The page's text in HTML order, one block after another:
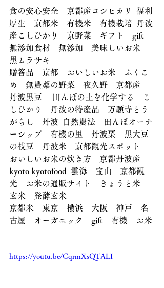
食の安心安全　京都産コシヒカリ  福利
厚生　京都米　有機米　有機栽培  丹波
産こしひかり　京野菜　ギフト　gift
無添加食材　無添加　美味しいお米
黒ムラサキ
贈答品　京都　おいしいお米　ふくこ
め　無農薬の野菜　夜久野　京都産
丹波黒豆 　田んぼの土を化学する　こ
しひかり　丹波の特産品　万願寺とう
がらし　丹波  自然農法　田んぼオーナ
ーシップ　有機の里　丹波栗　黒大豆
の枝豆　丹波米　京都観光スポット
おいしいお米の炊き方　京都丹波産
kyoto kyotofood  雲海　宝山　京都観
光　お米の通販サイト　きょうと米
玄米　発酵玄米
京都米　東京　横浜　大阪　神戸　名
古屋　オーガニック　gift　有機　お米
https://youtu.be/CqrmXsQTALI